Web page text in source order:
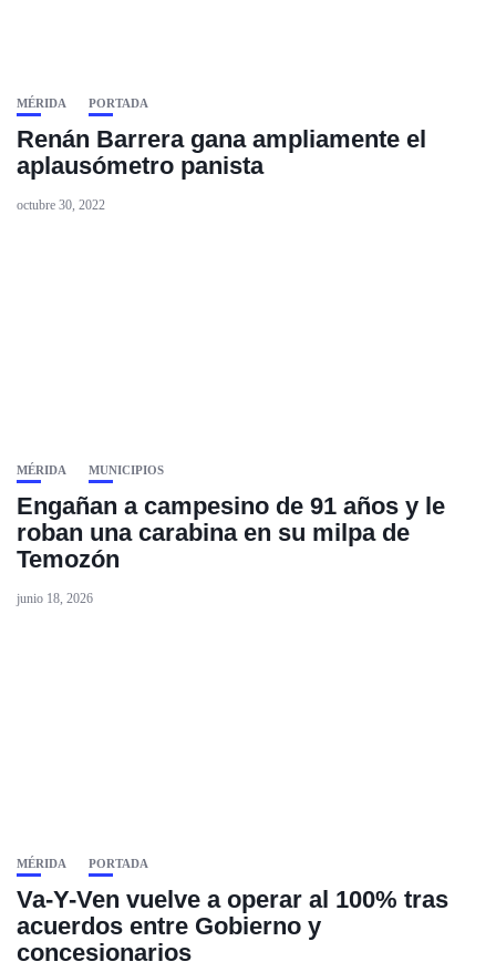
MÉRIDA PORTADA
Renán Barrera gana ampliamente el
aplausómetro panista
octubre 30, 2022
MÉRIDA MUNICIPIOS
Engañan a campesino de 91 años y le
roban una carabina en su milpa de
Temozón
junio 18, 2026
MÉRIDA PORTADA
Va-Y-Ven vuelve a operar al 100% tras
acuerdos entre Gobierno y
concesionarios